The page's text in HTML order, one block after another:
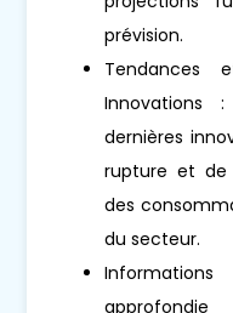
prévision.
Tendances
Innovations
dernières
rupture et de
des
du secteur.